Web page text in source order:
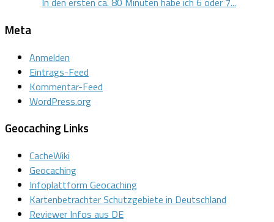
Meta
Anmelden
Eintrags-Feed
Kommentar-Feed
WordPress.org
Geocaching Links
CacheWiki
Geocaching
Infoplattform Geocaching
Kartenbetrachter Schutzgebiete in Deutschland
Reviewer Infos aus DE